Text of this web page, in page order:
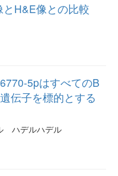
H&E像との比較
5pはすべてのB
伝子を標的とする
ハデルハデル